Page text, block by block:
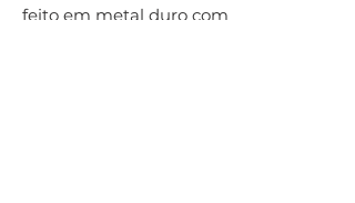
feito em metal duro com